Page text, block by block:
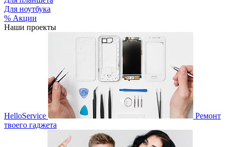
Для ноутбука
% Акции
Наши проекты
HelloService
Ремонт
твоего гаджета